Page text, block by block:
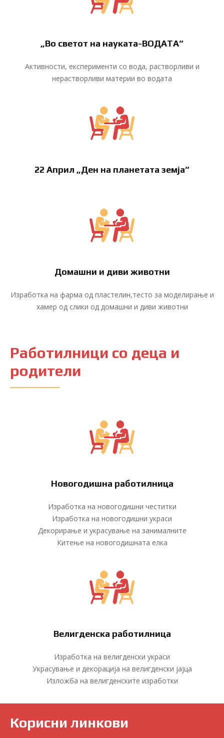
„Во светот на науката-ВОДАТА“
Активности, експерименти со вода, растворливи и
нерастворливи материи во водата
22 Април „Ден на планетата земја“
Домашни и диви животни
Изработка на фарма од пластелин,тесто за моделирање и
хамер од слики од домашни и диви животни
Работилници со деца и
родители
Новогодишна работилница
Изработка на новогодишни честитки
Изработка на новогодишни украси
Декорирање и украсување на занималните
Китење на новогодишната елка
Велигденска работилница
Изработка на велигденски украси
Украсување и декорација на велигденски јајца
Изложба на велигденските изработки
Корисни линкови